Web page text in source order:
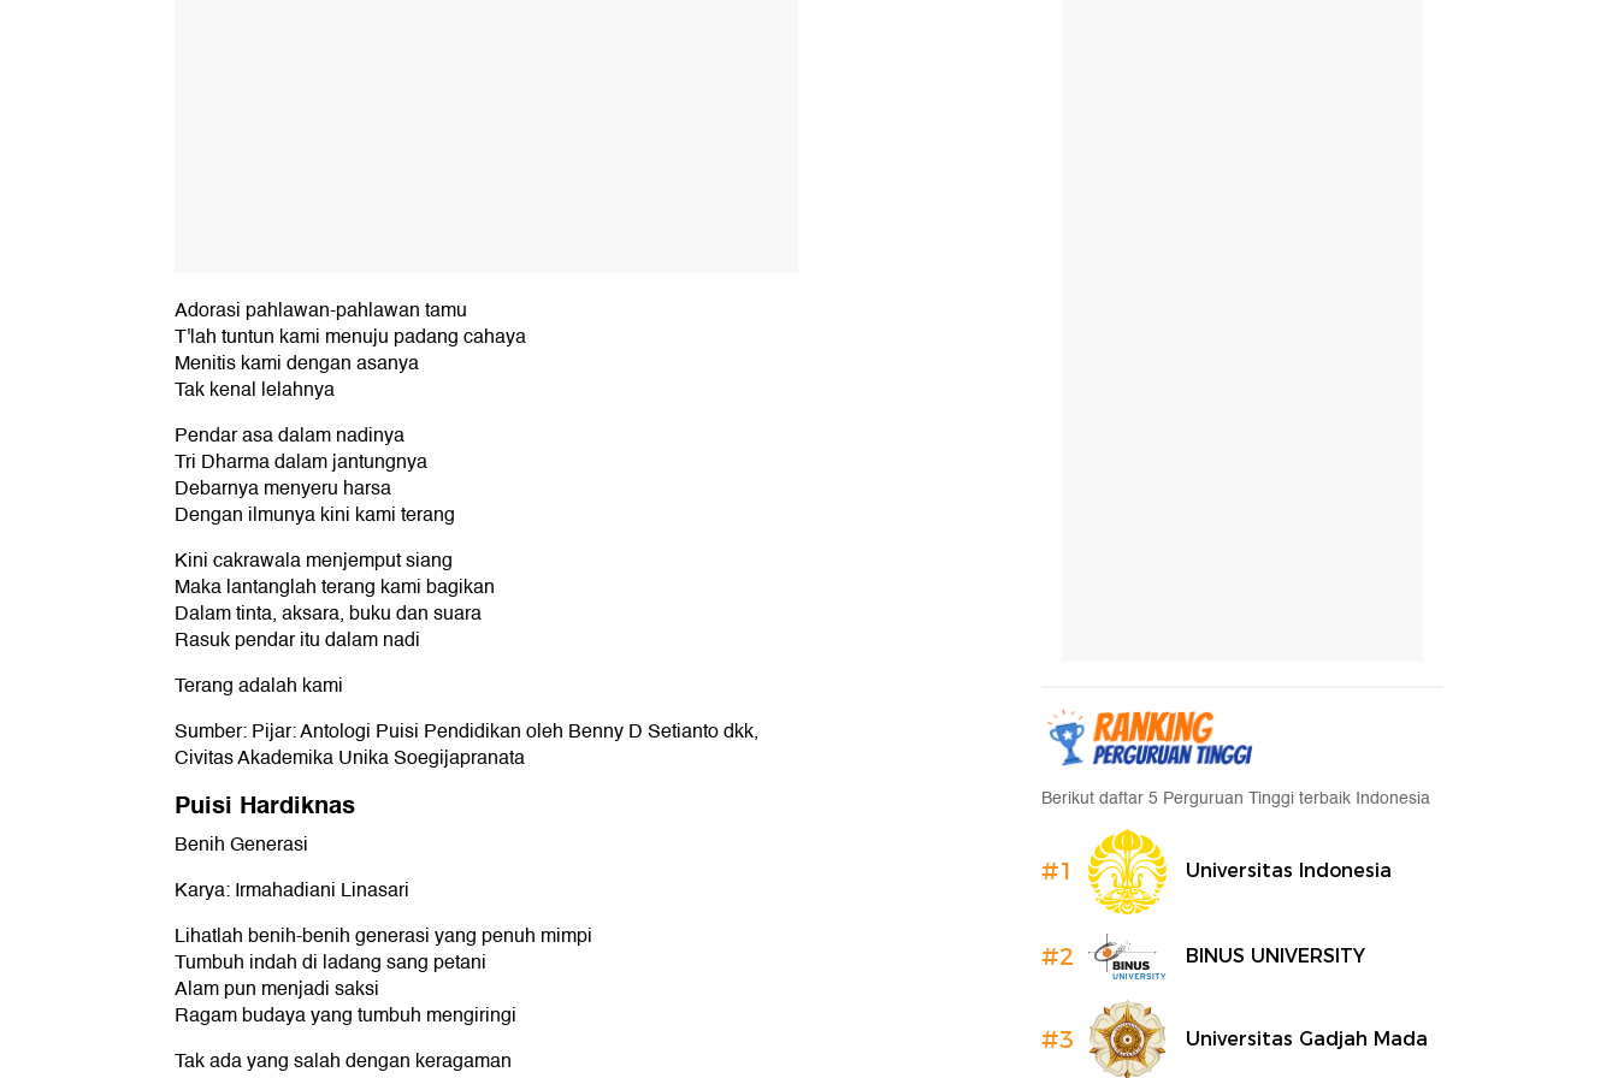
Adorasi pahlawan-pahlawan tamu
T'lah tuntun kami menuju padang cahaya
Menitis kami dengan asanya
Tak kenal lelahnya
Pendar asa dalam nadinya
Tri Dharma dalam jantungnya
Debarnya menyeru harsa
Dengan ilmunya kini kami terang
Kini cakrawala menjemput siang
Maka lantanglah terang kami bagikan
Dalam tinta, aksara, buku dan suara
Rasuk pendar itu dalam nadi
Terang adalah kami
Sumber: Pijar: Antologi Puisi Pendidikan oleh Benny D Setianto dkk,
Civitas Akademika Unika Soegijapranata
Puisi Hardiknas
Benih Generasi
Karya: Irmahadiani Linasari
Lihatlah benih-benih generasi yang penuh mimpi
Tumbuh indah di ladang sang petani
Alam pun menjadi saksi
Ragam budaya yang tumbuh mengiringi
Tak ada yang salah dengan keragaman
Berikut daftar 5 Perguruan Tinggi terbaik Indonesia
#1 Universitas Indonesia
#2 BINUS UNIVERSITY
#3 Universitas Gadjah Mada